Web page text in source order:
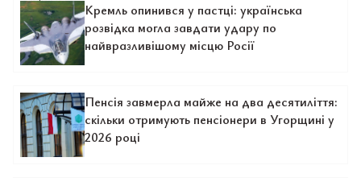
Кремль опинився у пастці: українська
розвідка могла завдати удару по
найвразливішому місцю Росії
Пенсія завмерла майже на два десятиліття:
скільки отримують пенсіонери в Угорщині у
2026 році